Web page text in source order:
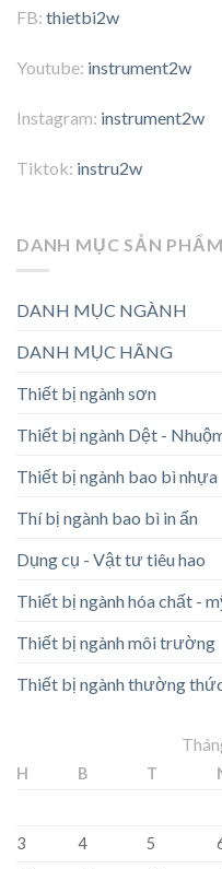
FB: thietbi2w
Youtube: instrument2w
Instagram: instrument2w
Tiktok: instru2w
DANH MỤC SẢN PHẨM
DANH MỤC NGÀNH
DANH MỤC HÃNG
Thiết bị ngành sơn
Thiết bị ngành Dệt -
Thiết bị ngành bao bì nhựa
Thí bị ngành bao bì in ấn
Dụng cụ - Vật tư tiêu hao
Thiết bị ngành hóa chất -
Thiết bị ngành môi trường
Thiết bị ngành thường
H B T
3
4 5